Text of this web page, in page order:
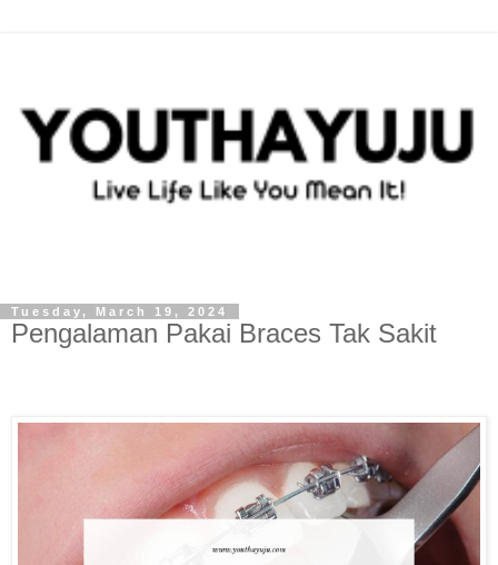
Tuesday, March 19, 2024
Pengalaman Pakai Braces Tak Sakit